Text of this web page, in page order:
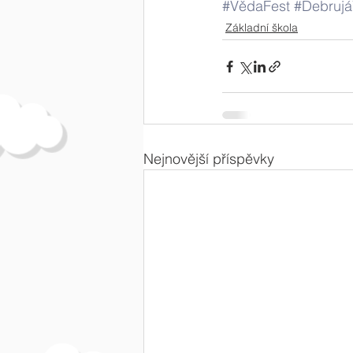
#VědaFest
Základní škola
Nejnovější příspěvky